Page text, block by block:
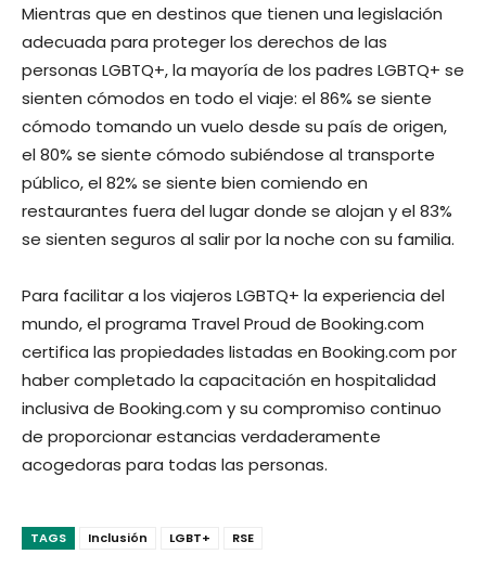
Mientras que en destinos que tienen una legislación
adecuada para proteger los derechos de las
personas LGBTQ+, la mayoría de los padres LGBTQ+ se
sienten cómodos en todo el viaje: el 86% se siente
cómodo tomando un vuelo desde su país de origen,
el 80% se siente cómodo subiéndose al transporte
público, el 82% se siente bien comiendo en
restaurantes fuera del lugar donde se alojan y el 83%
se sienten seguros al salir por la noche con su familia.
Para facilitar a los viajeros LGBTQ+ la experiencia del
mundo, el programa Travel Proud de Booking.com
certifica las propiedades listadas en Booking.com por
haber completado la capacitación en hospitalidad
inclusiva de Booking.com y su compromiso continuo
de proporcionar estancias verdaderamente
acogedoras para todas las personas.
TAGS Inclusión LGBT+ RSE